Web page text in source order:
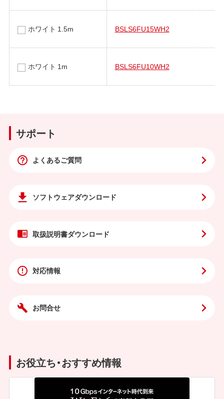
ホワイト 1.5m BSLS6FU15WH2
ホワイト 1m BSLS6FU10WH2
サポート
よくあるご質問
ソフトウェアダウンロード
取扱説明書ダウンロード
対応情報
お問合せ
お役立ち・おすすめ情報